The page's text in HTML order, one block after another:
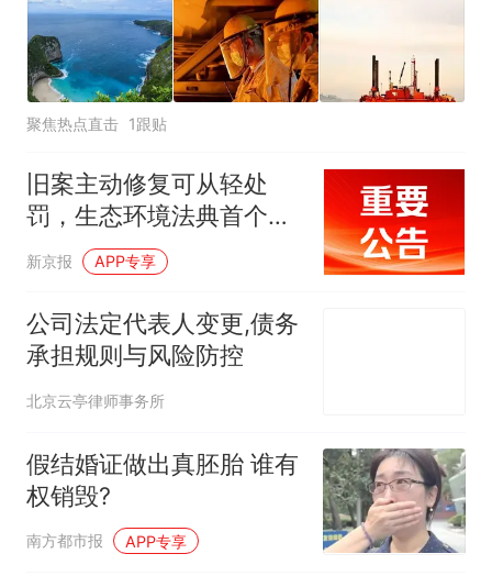
聚焦热点直击 1跟贴
旧案主动修复可从轻处
罚，生态环境法典首个配
套司法解释发布
新京报 APP专享
公司法定代表人变更,债务
承担规则与风险防控
北京云亭律师事务所
假结婚证做出真胚胎 谁有
权销毁?
南方都市报 APP专享